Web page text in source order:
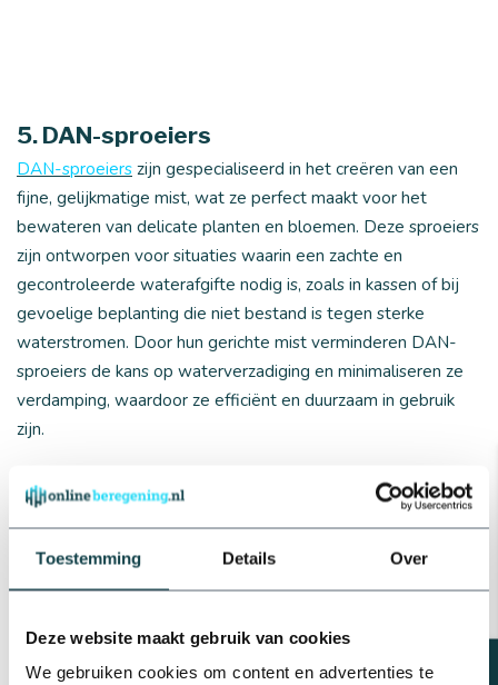
Toestemming Details Over
Deze website maakt gebruik van cookies
We gebruiken cookies om content en advertenties te
5. DAN-sproeiers
DAN-sproeierszijn gespecialiseerd in het creëren van een
fijne, gelijkmatige mist, wat ze perfect maakt voor het
bewateren van delicate planten en bloemen. Deze sproeiers
zijn ontworpen voor situaties waarin een zachte en
gecontroleerde waterafgifte nodig is, zoals in kassen of bij
gevoelige beplanting die niet bestand is tegen sterke
waterstromen. Door hun gerichte mist verminderen DAN-
sproeiers de kans op waterverzadiging en minimaliseren ze
verdamping, waardoor ze efficiënt en duurzaam in gebruik
zijn.
Sproeiers voor jouw tuin kopen bij
Of je nu op zoek bent naar sectorsproeiers voor gerichte
waterafgifte of pop-up sproeiers voor een onopvallende